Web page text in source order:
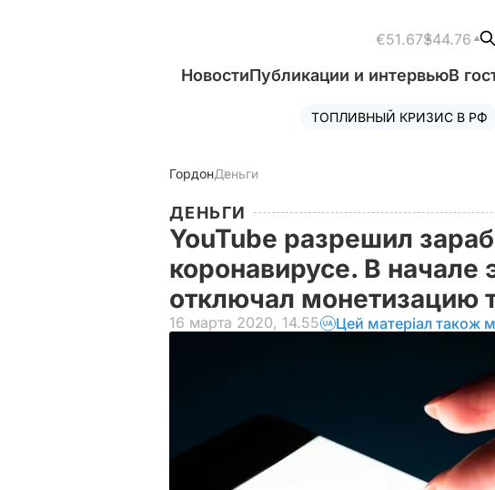
€51.67$44.76
НовостиПубликации и интервьюВ
ТОПЛИВНЫЙ КРИЗИС В РФ
ГордонДеньги
ДЕНЬГИ
YouTube разрешил
коронавирусе. В начале
отключал монетизацию
16 марта 2020, 14.55 Цей матеріал також